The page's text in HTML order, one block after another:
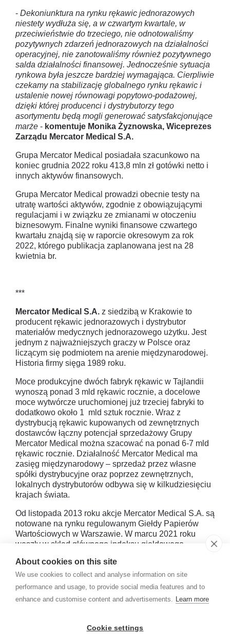
About cookies on this site
We use cookies to collect and analyse information on site
performance and usage, to provide social media features and to
enhance and customise content and advertisements. Learn more
Cookie settings
- Dekoniunktura na rynku rękawic jednorazowych
niestety wydłuża się, a w czwartym kwartale, w
przeciwieństwie do trzeciego, nie odnotowaliśmy
pozytywnych zdarzeń jednorazowych na działalności
operacyjnej, nie zanotowaliśmy również pozytywnego
salda działalności finansowej. Jednocześnie sytuacja
rynkowa była jeszcze bardziej wymagająca. Cierpliwie
czekamy na stabilizację globalnego rynku rękawic i
ustalenie nowej równowagi popytowo-podażowej,
dzięki której producenci i dystrybutorzy tego
asortymentu będą mogli generować satysfakcjonujące
marże - komentuje Monika Żyznowska, Wiceprezes
Zarządu Mercator Medical S.A.
Grupa Mercator Medical posiadała szacunkowo na
koniec grudnia 2022 roku 413,8 mln zł gotówki netto i
innych aktywów finansowych.
Grupa Mercator Medical prowadzi obecnie testy na
utratę wartości aktywów, zgodnie z obowiązującymi
regulacjami i w związku ze zmianami w otoczeniu
biznesowym. Finalne wyniki finansowe czwartego
kwartału znajdą się w raporcie okresowym za rok
2022, którego publikacja zaplanowana jest na 28
kwietnia br.
***
Mercator Medical S.A. z siedzibą w Krakowie to
producent rękawic jednorazowych i dystrybutor
materiałów medycznych jednorazowego użytku. Jest
jednym z najważniejszych graczy w Polsce oraz
liczącym się podmiotem na arenie międzynarodowej.
Historia firmy sięga 1989 roku.
Moce produkcyjne dwóch fabryk rękawic w Tajlandii
wynoszą ponad 3 mld rękawic rocznie, a docelowe
moce wytwórcze uruchomionej już trzeciej fabryki to
dodatkowo około 1 mld sztuk rocznie. Wraz z
dystrybucją rękawic kupowanych od zewnętrznych
dostawców łączny potencjał sprzedażowy Grupy
Mercator Medical można szacować na ponad 6-7 mld
rękawic rocznie. Działalność Mercator Medical ma
zasięg międzynarodowy – sprzedaż przez własne
spółki dystrybucyjne oraz poprzez zewnętrznych,
lokalnych dystrybutorów odbywa się w kilkudziesięciu
krajach świata.
Od listopada 2013 roku akcje Mercator Medical S.A. są
notowane na rynku regulowanym Giełdy Papierów
Wartościowych w Warszawie. W marcu 2021 roku
weszły w skład głównego indeksu giełdowego –
mWIG40. Więcej informacji:
Press releases